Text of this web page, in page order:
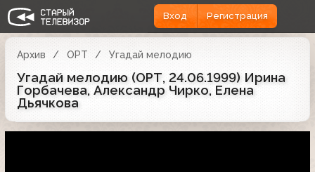
Вход Регистрация
Архив ОРТ Угадай мелодию
Угадай мелодию (ОРТ, 24.06.1999) Ирина
Горбачева, Александр Чирко, Елена
Дьячкова